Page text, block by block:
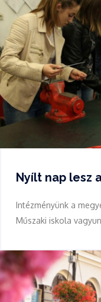
Nyílt nap lesz
Intézményünk a
Műszaki iskola